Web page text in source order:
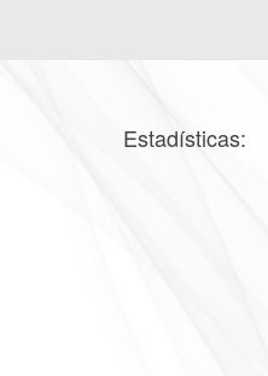
Estadísticas: